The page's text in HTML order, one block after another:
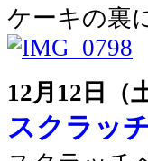
ケーキの裏
12月12日（
スクラッ